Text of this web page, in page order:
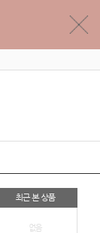
최근 본 상품
없음